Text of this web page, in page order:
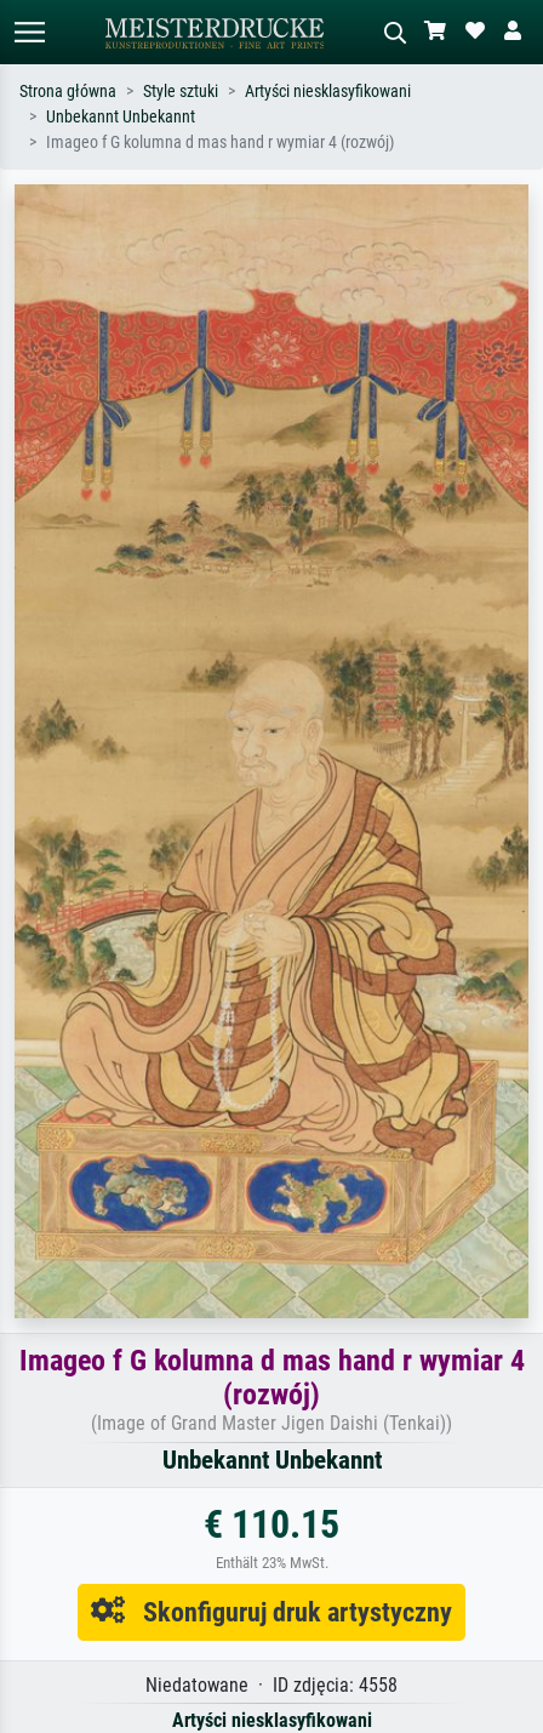
Wyszukiwanie standardowe Wyszukiwanie obrazów AI
impresjonizm, fala Hokusaia, akt.
stojący akt obok drzewa.
Strona główna Style sztuki
Artyści niesklasyfikowani
Unbekannt Unbekannt
Imageo f G kolumna d mas hand r wymiar 4 (rozwój)
Imageo f G kolumna d mas hand r wymiar 4
(rozwój)
(Image of Grand Master Jigen Daishi (Tenkai))
Unbekannt Unbekannt
€ 110.15
Enthält 23% MwSt.
Skonfiguruj druk artystyczny
Niedatowane · ID zdjęcia: 4558
Artyści niesklasyfikowani